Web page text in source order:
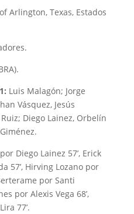
Arlington, Texas, Estados
Luis Malagón; Jorge
Vásquez, Jesús
Diego Lainez, Orbelín
Diego Lainez 57’, Erick
57’, Hirving Lozano por
por Santi
por Alexis Vega 68’,
77’.